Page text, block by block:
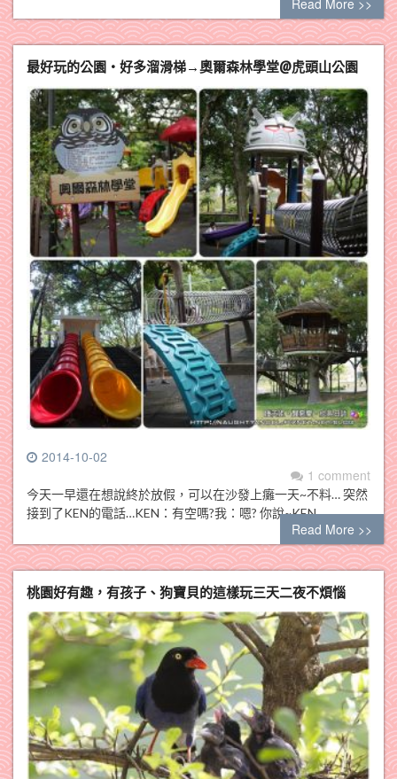
最好玩的公園‧好多溜滑梯→奧爾森林學堂@虎頭山公園
2014-10-02
1 comment
今天一早還在想說終於放假，可以在沙發上癱一天~不料… 突然
接到了KEN的電話…KEN：有空嗎?我：嗯? 你說~KEN…
Read More >>
桃園好有趣，有孩子、狗寶貝的這樣玩三天二夜不煩惱